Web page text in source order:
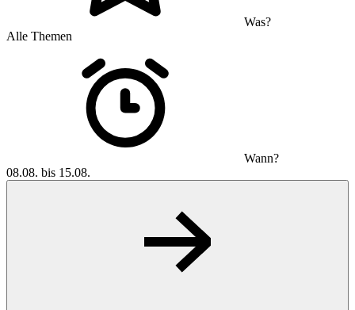
Was?
Alle Themen
Wann?
08.08. bis 15.08.